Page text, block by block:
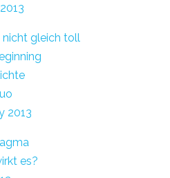
nicht gleich toll
2013
es?